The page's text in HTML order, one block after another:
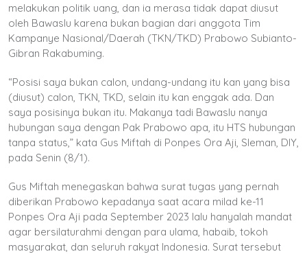
melakukan politik uang, dan ia merasa tidak dapat diusut
oleh Bawaslu karena bukan bagian dari anggota Tim
Kampanye Nasional/Daerah (TKN/TKD) Prabowo Subianto-
Gibran Rakabuming.
“Posisi saya bukan calon, undang-undang itu kan yang bisa
(diusut) calon, TKN, TKD, selain itu kan enggak ada. Dan
saya posisinya bukan itu. Makanya tadi Bawaslu nanya
hubungan saya dengan Pak Prabowo apa, itu HTS hubungan
tanpa status,” kata Gus Miftah di Ponpes Ora Aji, Sleman, DIY,
pada Senin (8/1).
Gus Miftah menegaskan bahwa surat tugas yang pernah
diberikan Prabowo kepadanya saat acara milad ke-11
Ponpes Ora Aji pada September 2023 lalu hanyalah mandat
agar bersilaturahmi dengan para ulama, habaib, tokoh
masyarakat, dan seluruh rakyat Indonesia. Surat tersebut